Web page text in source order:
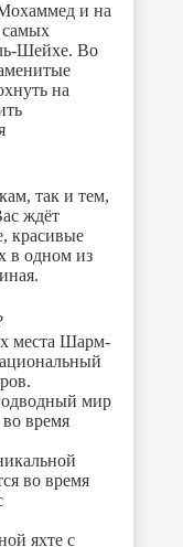
и на
Шейхе. Во
на
так и тем,
ждёт
красивые
в одном из
места Шарм-
мир
время
во время
яхте с